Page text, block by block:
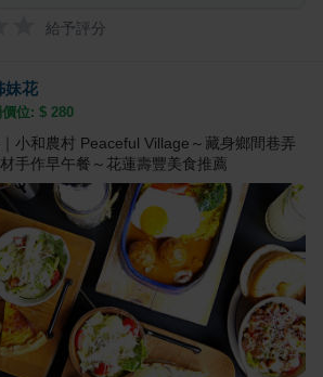
給予評分
妹花
位: $ 280
小和農村 Peaceful Village～藏身鄉間巷弄
手作早午餐～花蓮壽豐美食推薦